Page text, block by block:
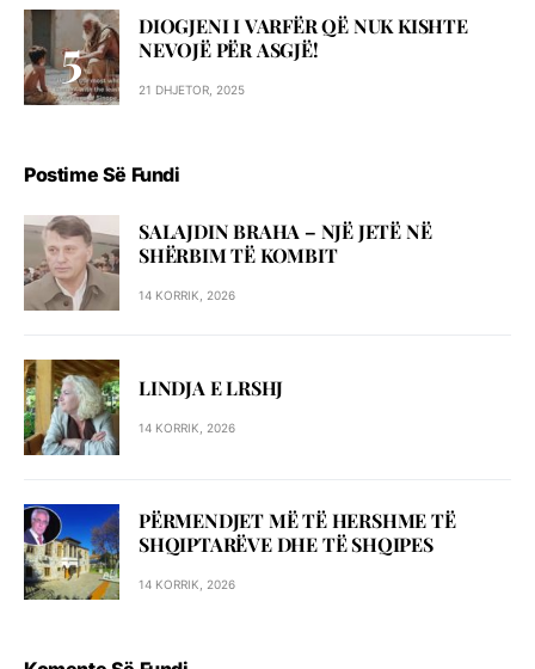
DIOGJENI I VARFËR QË NUK KISHTE
NEVOJË PËR ASGJË!
21 DHJETOR, 2025
Postime Së Fundi
SALAJDIN BRAHA – NJЁ JETЁ NЁ
SHЁRBIM TЁ KOMBIT
14 KORRIK, 2026
LINDJA E LRSHJ
14 KORRIK, 2026
PËRMENDJET MË TË HERSHME TË
SHQIPTARËVE DHE TË SHQIPES
14 KORRIK, 2026